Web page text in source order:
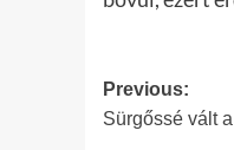
Post
Previous:
Sürgőssé vált